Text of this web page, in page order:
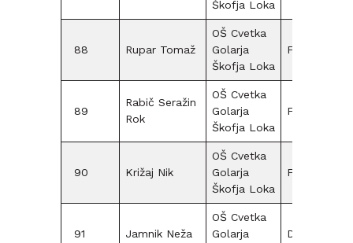
Škofja Loka
88 Rupar Tomaž
OŠ Cvetka
Golarja
Škofja Loka
F09
89
Rabič Seražin
Rok
OŠ Cvetka
Golarja
Škofja Loka
F12
90 Križaj Nik
OŠ Cvetka
Golarja
Škofja Loka
F09
91 Jamnik Neža
OŠ Cvetka
Golarja
D12